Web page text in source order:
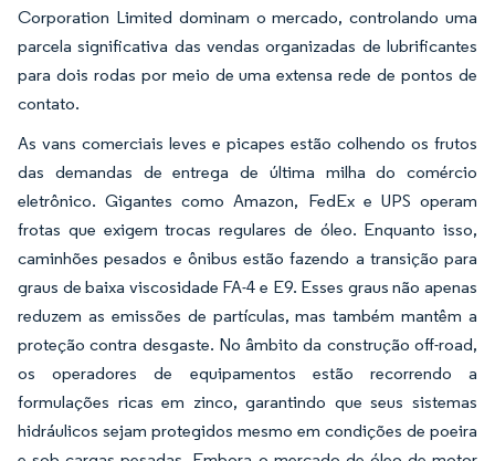
Corporation Limited dominam o mercado, controlando uma
parcela significativa das vendas organizadas de lubrificantes
para dois rodas por meio de uma extensa rede de pontos de
contato.
As vans comerciais leves e picapes estão colhendo os frutos
das demandas de entrega de última milha do comércio
eletrônico. Gigantes como Amazon, FedEx e UPS operam
frotas que exigem trocas regulares de óleo. Enquanto isso,
caminhões pesados e ônibus estão fazendo a transição para
graus de baixa viscosidade FA-4 e E9. Esses graus não apenas
reduzem as emissões de partículas, mas também mantêm a
proteção contra desgaste. No âmbito da construção off-road,
os operadores de equipamentos estão recorrendo a
formulações ricas em zinco, garantindo que seus sistemas
hidráulicos sejam protegidos mesmo em condições de poeira